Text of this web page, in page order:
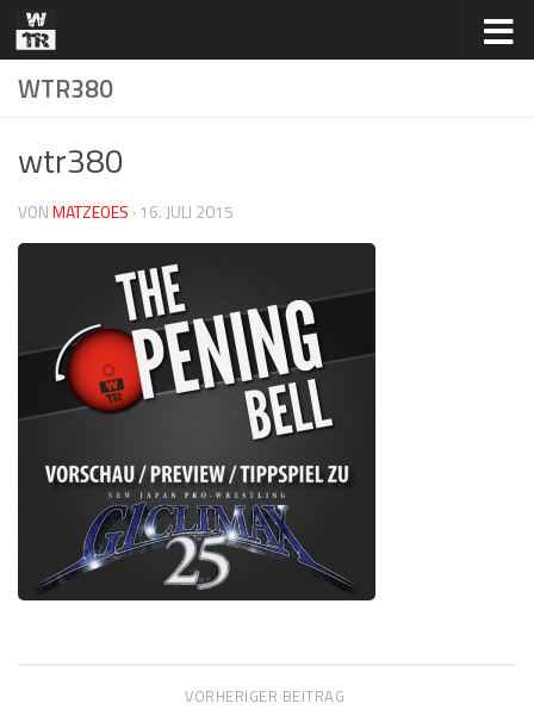
Zum Inhalt springen
WTR380
wtr380
VONMATZEOES · 16. JULI 2015
VORHERIGER BEITRAG